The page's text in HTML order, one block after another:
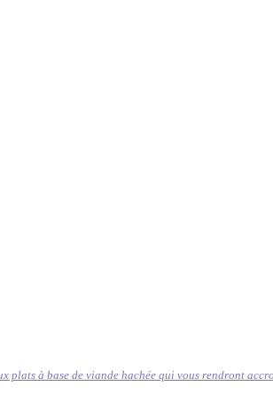
plats à base de viande hachée qui vous rendront accro